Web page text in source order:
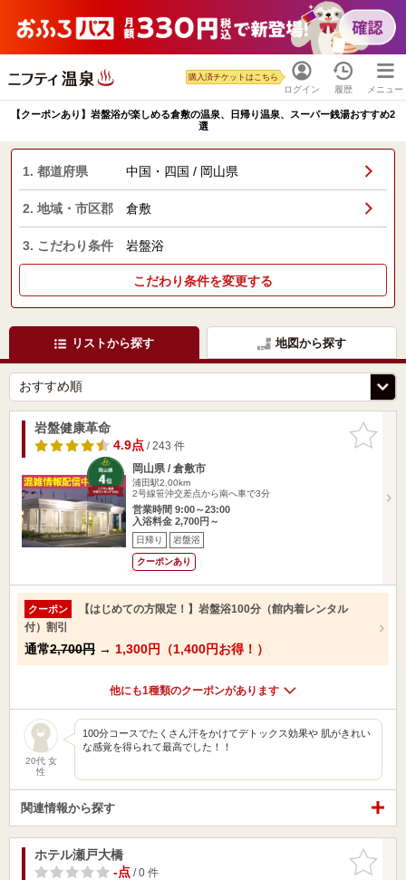
ログイン
購入済チケットはこちら
履歴 メニュー
【クーポンあり】岩盤浴が楽しめる倉敷の温泉、日帰り温泉、スーパー銭湯おすすめ2
選
1. 都道府県 中国・四国 / 岡山県
2. 地域・市区郡 倉敷
3. こだわり条件 岩盤浴
こだわり条件を変更する
リストから探す 地図から探す
お気に入
りに追加
岩盤健康革命
4.9点/ 243 件
岡山県 / 倉敷市
浦田駅2.00km
2号線笹沖交差点から南へ車で3分
営業時間 9:00～23:00
入浴料金 2,700円～
日帰り 岩盤浴
クーポンあり
クーポン
【はじめての方限定！】岩盤浴100分（館内着レンタル
付）割引
通常2,700円 → 1,300円（1,400円お得！）
他にも1種類のクーポンがあります
20代 女
性
100分コースでたくさん汗をかけてデトックス効果や 肌がきれい
な感覚を得られて最高でした！！
関連情報から探す
お気に入
りに追加
ホテル瀬戸大橋
-点/ 0 件